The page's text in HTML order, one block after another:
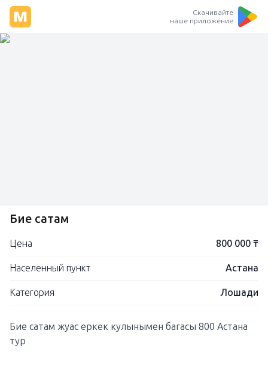
Скачивайте
наше приложение
Бие сатам
Цена 800 000 ₸
Населенный пункт Астана
Категория Лошади
Бие сатам жуас еркек кулынымен багасы 800 Астана
тур